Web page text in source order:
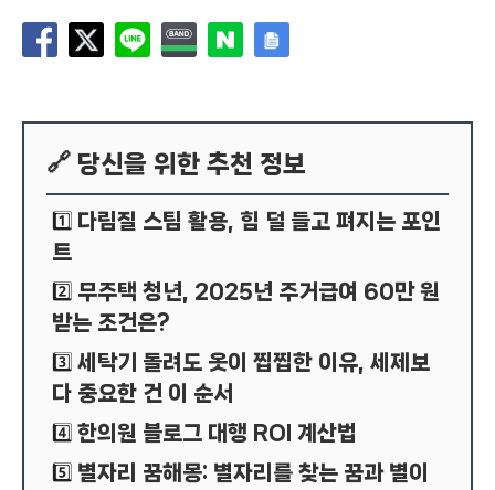
🔗 당신을 위한 추천 정보
1️⃣ 다림질 스팀 활용, 힘 덜 들고 펴지는 포인
트
2️⃣ 무주택 청년, 2025년 주거급여 60만 원
받는 조건은?
3️⃣ 세탁기 돌려도 옷이 찝찝한 이유, 세제보
다 중요한 건 이 순서
4️⃣ 한의원 블로그 대행 ROI 계산법
5️⃣ 별자리 꿈해몽: 별자리를 찾는 꿈과 별이